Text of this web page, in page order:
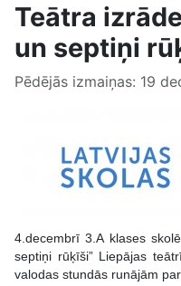
Teātra
un septiņi
Pēdējās izmaiņas: 19
4.decembrī 3.A klases
septiņi rūķīši” Liepājas
valodas stundās runājām